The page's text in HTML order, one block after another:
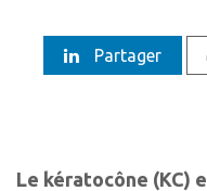
Partager
Le kératocône (KC)